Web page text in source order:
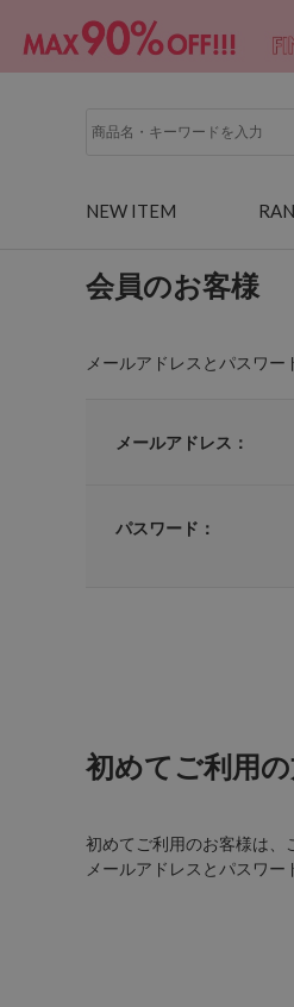
NEW ITEM
会員のお客様
メールアドレスとパスワー
メールアドレス：
パスワード：
初めてご利用
初めてご利用のお客様は、
メールアドレスとパスワー